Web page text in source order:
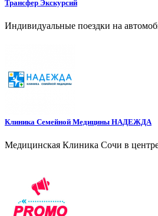
Трансфер Экскурсий
Индивидуальные поездки на
Клиника Семейной Медицины НАДЕЖДА
Медицинская Клиника Сочи в